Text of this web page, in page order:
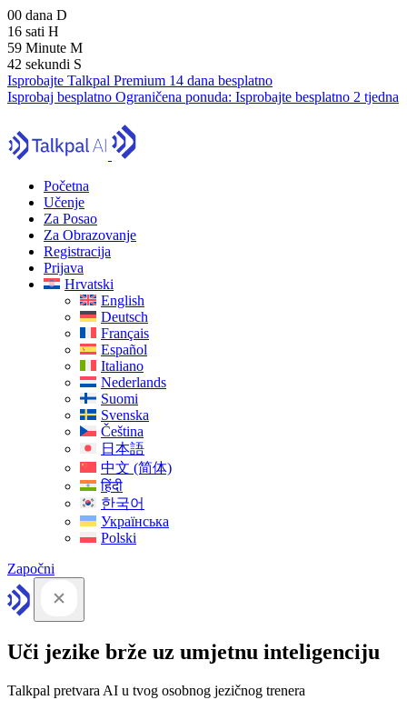
00 dana D
16 sati H
59 Minute M
41 sekundi S
Isprobajte Talkpal Premium 14 dana besplatno
Isprobaj besplatno Ograničena ponuda: Isprobajte besplatno 2 tjedna
Početna
Učenje
Za Posao
Za Obrazovanje
Registracija
Prijava
Hrvatski
English
Deutsch
Français
Español
Italiano
Nederlands
Suomi
Svenska
Čeština
日本語
中文 (简体)
हिंदी
한국어
Українська
Polski
Započni
Uči jezike brže uz umjetnu inteligenciju
Talkpal pretvara AI u tvog osobnog jezičnog trenera